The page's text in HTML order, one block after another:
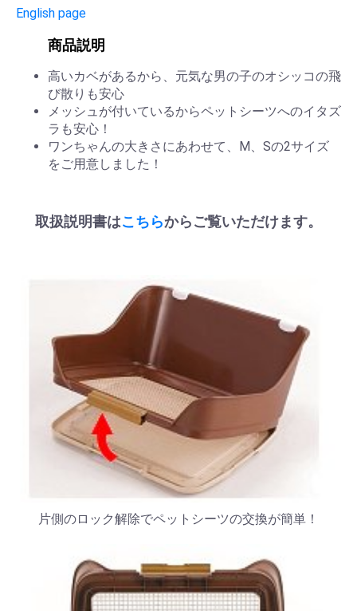
English page
商品説明
高いカベがあるから、元気な男の子のオシッコの飛
び散りも安心
メッシュが付いているからペットシーツへのイタズ
ラも安心！
ワンちゃんの大きさにあわせて、M、Sの2サイズ
をご用意しました！
取扱説明書はこちらからご覧いただけます。
片側のロック解除でペットシーツの交換が簡単！